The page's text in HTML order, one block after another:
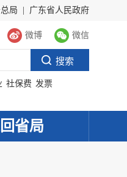
局 广东省人民政府
微博 微信
社保费 发票
省局